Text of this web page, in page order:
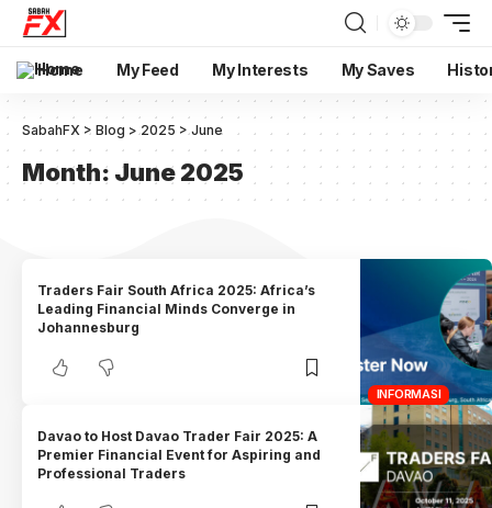
Home My Feed My Interests My Saves
SabahFX > Blog >2025 >June
Month: June 2025
INFORMASI
Traders Fair South Africa 2025: Africa’s
Leading Financial Minds Converge in
Johannesburg
Davao to Host Davao Trader Fair 2025: A
Premier Financial Event for Aspiring and
Professional Traders